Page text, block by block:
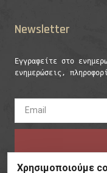
Newsletter
Εγγραφείτε στο
ενημερώσεις,
Χρησιμοποιούμε